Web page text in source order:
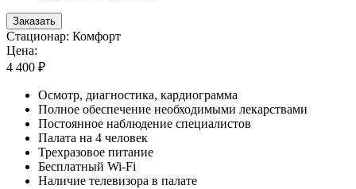
Заказать
Стационар: Комфорт
Цена:
4 400 ₽
Осмотр, диагностика, кардиограмма
Полное обеспечение необходимыми лекарствами
Постоянное наблюдение специалистов
Палата на 4 человек
Трехразовое питание
Бесплатный Wi-Fi
Наличие телевизора в палате